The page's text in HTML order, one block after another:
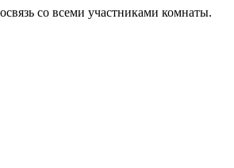
со всеми участниками комнаты.